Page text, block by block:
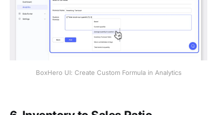
BoxHero UI: Create Custom Formula in Analytics